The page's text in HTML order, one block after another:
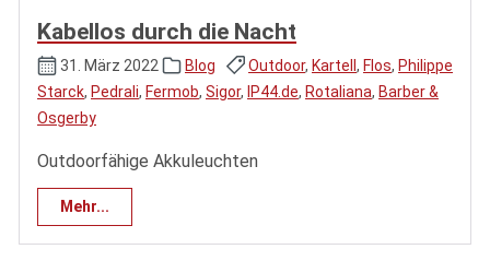
Kabellos durch die Nacht
31. März 2022 Blog Outdoor, Kartell , Flos, Philippe
Starck, Pedrali, Fermob, Sigor, IP44.de, Rotaliana, Barber &
Osgerby
Outdoorfähige Akkuleuchten
Mehr...